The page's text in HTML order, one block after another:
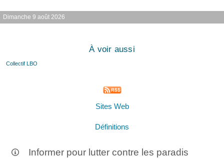
Dimanche 9 août 2026
À voir aussi
Collectif LBO
Sites Web
Définitions
Informer pour lutter contre les paradis